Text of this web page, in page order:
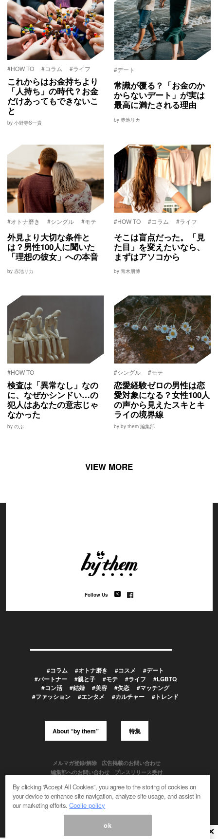
#HOW TO #コラム #ライフ
これからはお金持ちより
「人持ち」の時代？お金
だけあってもできないこ
と
by 小野寺S一貴
#デート
常識が覆る？「お金のか
からないデート」が実は
最高に満たされる理由
by 赤池リカ
#オトナ磨き #シングル #モテ
外見より大切な条件と
は？男性100人に聞いた
「理想の彼女」への本音
by 赤池リカ
#HOW TO #コラム #ライフ
そこは盲点だった。「見
た目」を変えたいなら、
まずはアソコから
by 青木朋博
#HOW TO
検査は「異常なし」なの
に、なぜかシンドい…の
犯人はあなたの意志じゃ
なかった
by のぶ
#シングル #モテ
恋愛経験ゼロの男性は恋
愛対象になる？女性100人
の声から見えたスキとキ
ライの境界線
by by them 編集部
VIEW MORE
Follow Us
#コラム #オトナ磨き #コスメ
#デート
#パートナー
#親と子 #モテ #ライフ
#LGBTQ
#コン活
#結婚 #美容 #失恋
#マッチング
#ファッション
#エンタメ #カルチャー #トレンド
About “by them” 特集
メルマガ登録/解除
広告掲載のお問い合わせ
編集部へのお問い合わせ
プレスリリース受付
Powered by
© 1999-2026 Magmag, Inc. All Rights Reserved
×
By clicking “Accept All Cookies”, you agree to the storing of cookies on
your device to enhance site navigation, analyze site usage, and assist in
our marketing efforts.Coolie policy
ok